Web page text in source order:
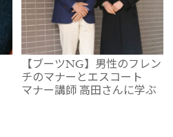
【ブーツNG】男性のフレン
チのマナーとエスコート
マナー講師 高田さんに学ぶ